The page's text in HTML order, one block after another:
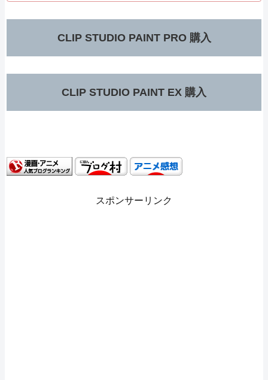
CLIP STUDIO PAINT PRO 購入
CLIP STUDIO PAINT EX 購入
スポンサーリンク